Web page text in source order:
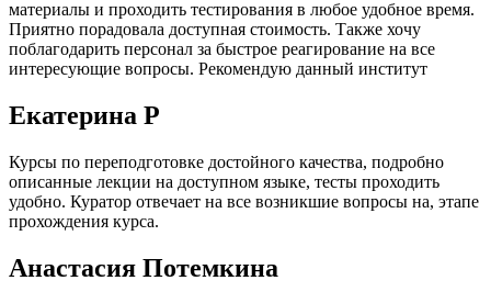
материалы и проходить тестирования в любое удобное время.
Приятно порадовала доступная стоимость. Также хочу
поблагодарить персонал за быстрое реагирование на все
интересующие вопросы. Рекомендую данный институт
Екатерина Р
Курсы по переподготовке достойного качества, подробно
описанные лекции на доступном языке, тесты проходить
удобно. Куратор отвечает на все возникшие вопросы на, этапе
прохождения курса.
Анастасия Потемкина